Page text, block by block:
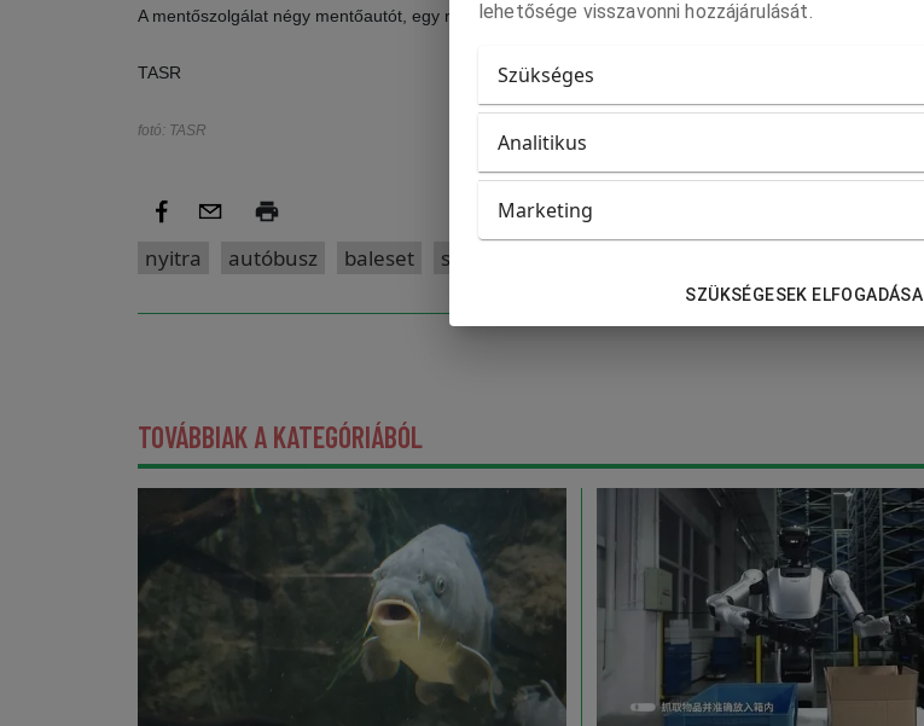
A mentőszolgálat négy mentőautót, egy rohammentőt és egy mentőhelikoptert küldött a helyszínre.
TASR
fotó: TASR
nyitra autóbusz baleset sérültek
TOVÁBBIAK A KATEGÓRIÁBÓL
lehetősége visszavonni hozzájárulását.
Szükséges
Analitikus
Marketing
SZÜKSÉGESEK ELFOGADÁSA